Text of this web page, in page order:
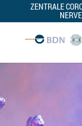
ZENTRALE